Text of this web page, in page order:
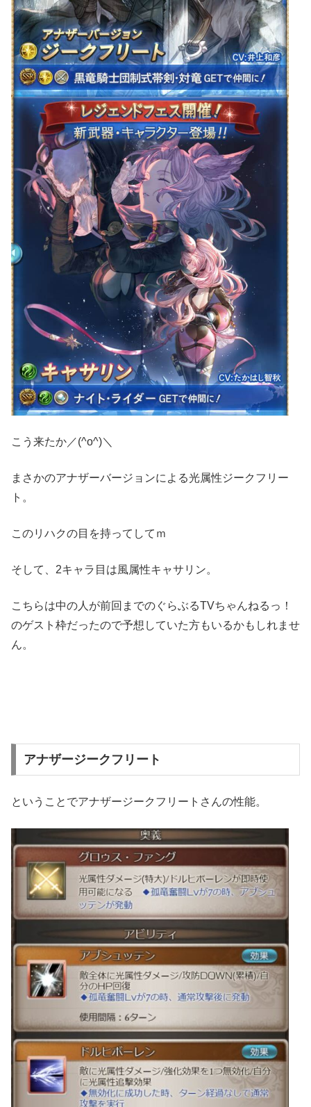
こう来たか／(^o^)＼
まさかのアナザーバージョンによる光属性ジークフリー
ト。
このリハクの目を持ってしてｍ
そして、2キャラ目は風属性キャサリン。
こちらは中の人が前回までのぐらぶるTVちゃんねるっ！
のゲスト枠だったので予想していた方もいるかもしれませ
ん。
アナザージークフリート
ということでアナザージークフリートさんの性能。